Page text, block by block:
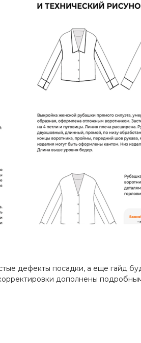
дефекты посадки, а еще гайд
дополнены